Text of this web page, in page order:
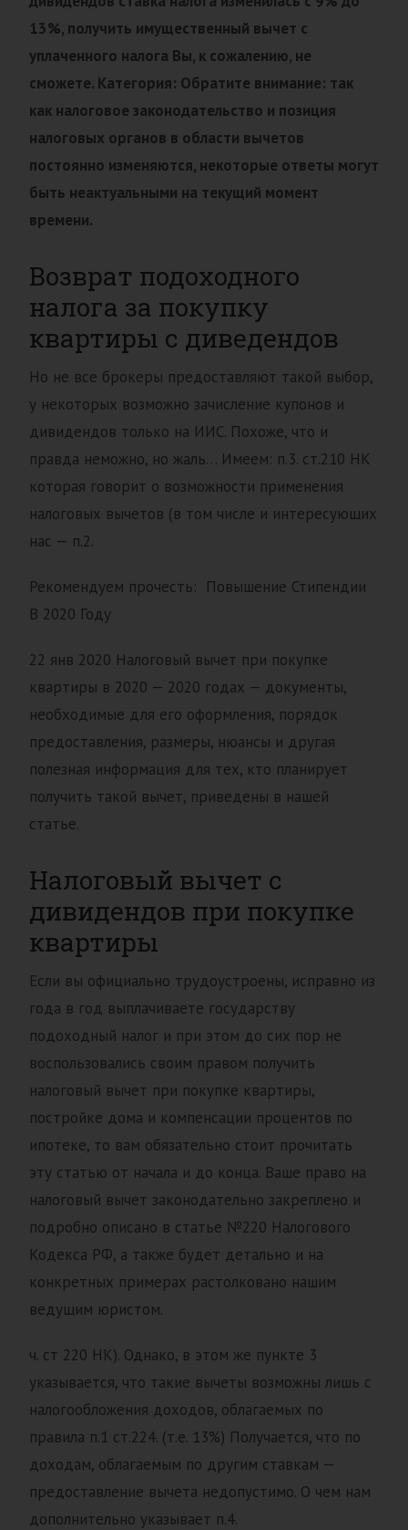
13%, получить имущественный вычет с
уплаченного налога Вы, к сожалению, не
сможете. Категория: Обратите внимание: так
как налоговое законодательство и позиция
налоговых органов в области вычетов
постоянно изменяются, некоторые ответы могут
быть неактуальными на текущий момент
времени.
Возврат подоходного
налога за покупку
квартиры с диведендов
Но не все брокеры предоставляют такой выбор,
у некоторых возможно зачисление купонов и
дивидендов только на ИИС. Похоже, что и
правда неможно, но жаль… Имеем: п.3. ст.210 НК
которая говорит о возможности применения
налоговых вычетов (в том числе и интересующих
нас — п.2.
Рекомендуем прочесть: Повышение Стипендии
В 2020 Году
22 янв 2020 Налоговый вычет при покупке
квартиры в 2020 — 2020 годах — документы,
необходимые для его оформления, порядок
предоставления, размеры, нюансы и другая
полезная информация для тех, кто планирует
получить такой вычет, приведены в нашей
статье.
Налоговый вычет с
дивидендов при покупке
квартиры
Если вы официально трудоустроены, исправно из
года в год выплачиваете государству
подоходный налог и при этом до сих пор не
воспользовались своим правом получить
налоговый вычет при покупке квартиры,
постройке дома и компенсации процентов по
ипотеке, то вам обязательно стоит прочитать
эту статью от начала и до конца. Ваше право на
налоговый вычет законодательно закреплено и
подробно описано в статье №220 Налогового
Кодекса РФ, а также будет детально и на
конкретных примерах растолковано нашим
ведущим юристом.
ч. ст 220 НК). Однако, в этом же пункте 3
указывается, что такие вычеты возможны лишь с
налогообложения доходов, облагаемых по
правила п.1 ст.224. (т.е. 13%) Получается, что по
доходам, облагаемым по другим ставкам —
предоставление вычета недопустимо. О чем нам
дополнительно указывает п.4.